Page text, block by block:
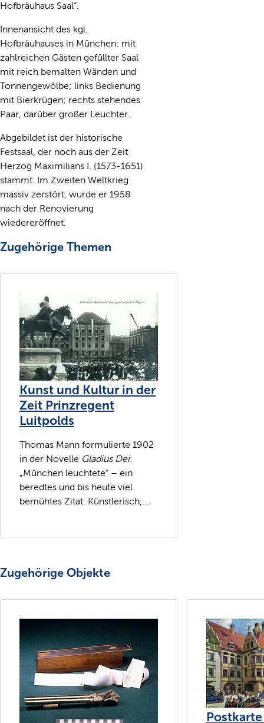
Hofbräuhaus Saal“.
Innenansicht des kgl.
Hofbräuhauses in München: mit
zahlreichen Gästen gefüllter Saal
mit reich bemalten Wänden und
Tonnengewölbe; links Bedienung
mit Bierkrügen; rechts stehendes
Paar, darüber großer Leuchter.
Abgebildet ist der historische
Festsaal, der noch aus der Zeit
Herzog Maximilians I. (1573-1651)
stammt. Im Zweiten Weltkrieg
massiv zerstört, wurde er 1958
nach der Renovierung
wiedereröffnet.
Zugehörige Themen
Kunst und Kultur in der
Zeit Prinzregent
Luitpolds
Thomas Mann formulierte 1902
in der Novelle Gladius Dei:
„München leuchtete“ – ein
beredtes und bis heute viel
bemühtes Zitat. Künstlerisch,...
Zugehörige Objekte
Postkarte